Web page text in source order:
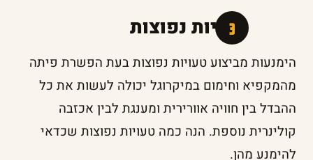
טעויות נפוצות
הימנעות מביצוע טעויות נפוצות בעת הפשרת פיתה
מהמקפיא וחימום במיקרוגל יכולה לעשות את כל
ההבדל בין חוויה אוורירית ומענגת לבין אכזבה
קולינרית נוספת. הנה כמה טעויות נפוצות שכדאי
להימנע מהן.